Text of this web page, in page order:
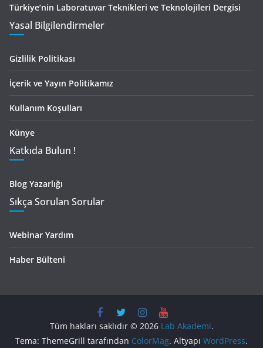
Türkiye’nin Laboratuvar Teknikleri ve Teknolojileri Dergisi
Yasal Bilgilendirmeler
Gizlilik Politikası
İçerik ve Yayın Politikamız
Kullanım Koşulları
Künye
Katkıda Bulun !
Blog Yazarlığı
Sıkça Sorulan Sorular
Webinar Yardım
Haber Bülteni
Tüm hakları saklıdır © 2026 Lab Akademi.
Tema: ThemeGrill tarafından ColorMag. Altyapı WordPress.